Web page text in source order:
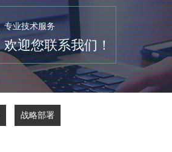
专业技术服务
欢迎您联系我们！
战略部署